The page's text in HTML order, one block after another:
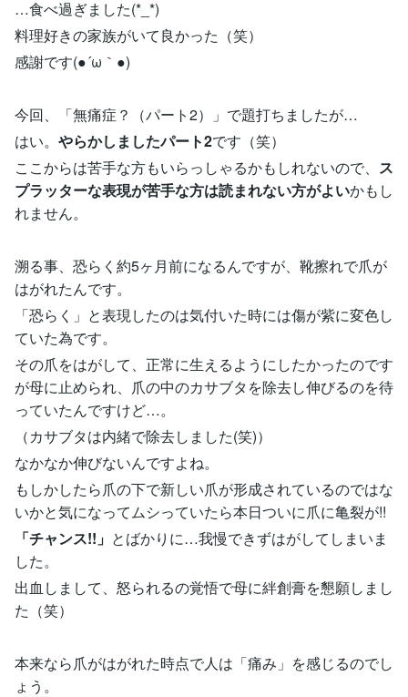
…食べ過ぎました(*_*)
料理好きの家族がいて良かった（笑）
感謝です(●´ω｀●)
今回、「無痛症？（パート2）」で題打ちましたが…
はい。 やらかしましたパート2です（笑）
ここからは苦手な方もいらっしゃるかもしれないので、 ス
プラッターな表現が苦手な方は読まれない方がよいかもし
れません。
溯る事、恐らく約5ヶ月前になるんですが、靴擦れで爪が
はがれたんです。
「恐らく」と表現したのは気付いた時には傷が紫に変色し
ていた為です。
その爪をはがして、正常に生えるようにしたかったのです
が母に止められ、爪の中のカサブタを除去し伸びるのを待
っていたんですけど…。
（カサブタは内緒で除去しました(笑)）
なかなか伸びないんですよね。
もしかしたら爪の下で新しい爪が形成されているのではな
いかと気になってムシっていたら本日ついに爪に亀裂が!!
「チャンス!!」 とばかりに…我慢できずはがしてしまいま
した。
出血しまして、怒られるの覚悟で母に絆創膏を懇願しまし
た（笑）
本来なら爪がはがれた時点で人は「痛み」を感じるのでし
ょう。